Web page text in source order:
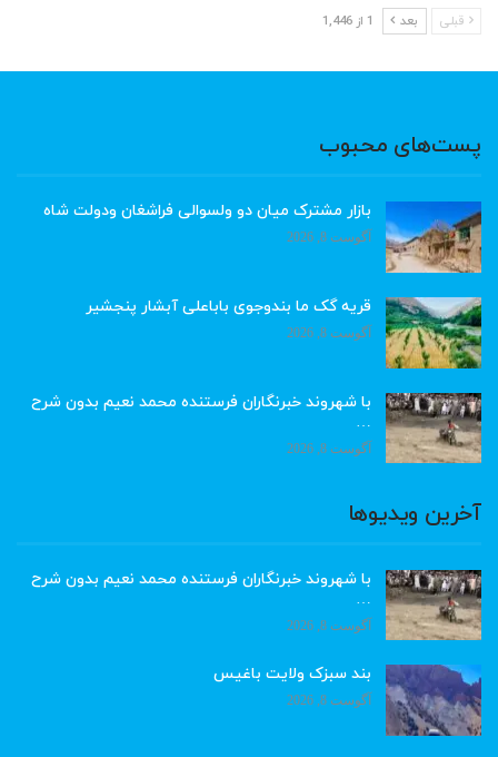
قبلی بعد 1 از 1,446
پست‌های محبوب
بازار مشترک میان دو ولسوالی فراشغان ودولت شاه
آگوست 8, 2026
قریه گک ما بندوجوی باباعلی آبشار پنجشیر
آگوست 8, 2026
با شهروند خبرنگاران فرستنده محمد نعیم بدون شرح
…
آگوست 8, 2026
آخرین ویدیوها
با شهروند خبرنگاران فرستنده محمد نعیم بدون شرح
…
آگوست 8, 2026
بند سبزک ولایت باغیس
آگوست 8, 2026